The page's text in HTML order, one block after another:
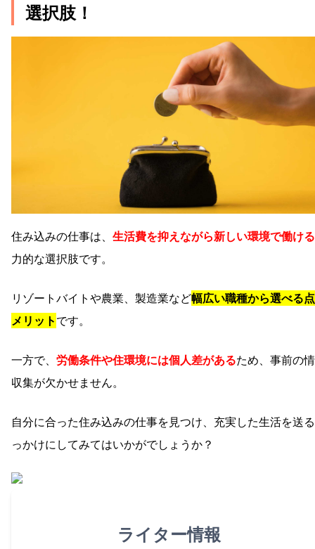
選択肢！
住み込みの仕事は、 生活費を抑えながら新しい環境で働ける
力的な選択肢です。
リゾートバイトや農業、製造業など幅広い職種から選べる
メリットです。
一方で、 労働条件や住環境には個人差があるため、事前の
収集が欠かせません。
自分に合った住み込みの仕事を見つけ、充実した生活を送
っかけにしてみてはいかがでしょうか？
ライター情報